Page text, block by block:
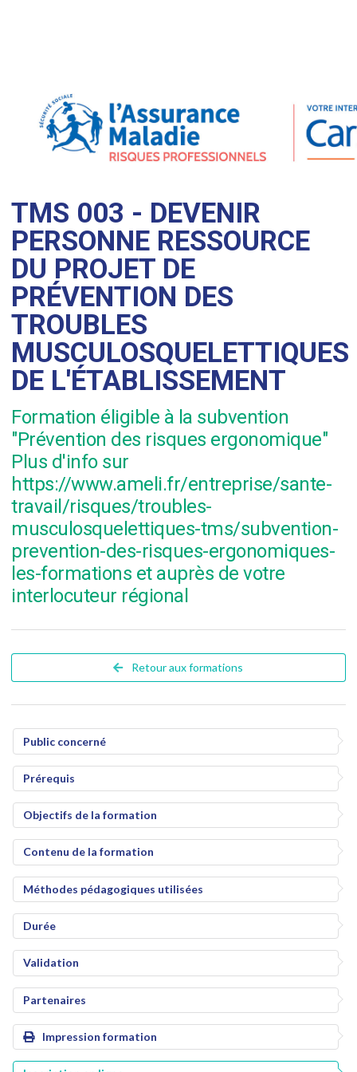
TMS 003 - DEVENIR
PERSONNE RESSOURCE
DU PROJET DE
PRÉVENTION DES
TROUBLES
MUSCULOSQUELETTIQUES
DE L'ÉTABLISSEMENT
Formation éligible à la subvention
"Prévention des risques ergonomique"
Plus d'info sur
https://www.ameli.fr/entreprise/sante-
travail/risques/troubles-
musculosquelettiques-tms/subvention-
prevention-des-risques-ergonomiques-
les-formations et auprès de votre
interlocuteur régional
Retour aux formations
Public concerné
Prérequis
Objectifs de la formation
Contenu de la formation
Méthodes pédagogiques utilisées
Durée
Validation
Partenaires
Impression formation